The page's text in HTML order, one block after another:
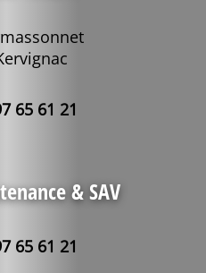
65 61 21
& SAV
65 61 21